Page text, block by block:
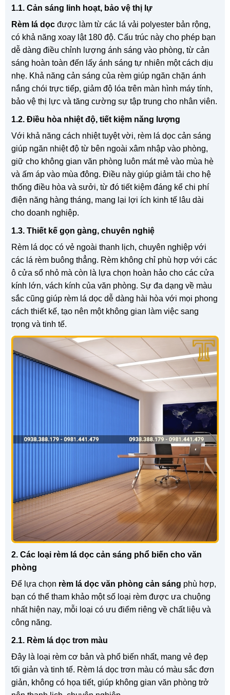
1.1. Cản sáng linh hoạt, bảo vệ thị lự
Rèm lá dọc được làm từ các lá vải polyester bản rộng,
có khả năng xoay lật 180 độ. Cấu trúc này cho phép bạn
dễ dàng điều chỉnh lượng ánh sáng vào phòng, từ cản
sáng hoàn toàn đến lấy ánh sáng tự nhiên một cách dịu
nhẹ. Khả năng cản sáng của rèm giúp ngăn chặn ánh
nắng chói trực tiếp, giảm độ lóa trên màn hình máy tính,
bảo vệ thị lực và tăng cường sự tập trung cho nhân viên.
1.2. Điều hòa nhiệt độ, tiết kiệm năng lượng
Với khả năng cách nhiệt tuyệt vời, rèm lá dọc cản sáng
giúp ngăn nhiệt độ từ bên ngoài xâm nhập vào phòng,
giữ cho không gian văn phòng luôn mát mẻ vào mùa hè
và ấm áp vào mùa đông. Điều này giúp giảm tải cho hệ
thống điều hòa và sưởi, từ đó tiết kiệm đáng kể chi phí
điện năng hàng tháng, mang lại lợi ích kinh tế lâu dài
cho doanh nghiệp.
1.3. Thiết kế gọn gàng, chuyên nghiệ
Rèm lá dọc có vẻ ngoài thanh lịch, chuyên nghiệp với
các lá rèm buông thẳng. Rèm không chỉ phù hợp với các
ô cửa sổ nhỏ mà còn là lựa chọn hoàn hảo cho các cửa
kính lớn, vách kính của văn phòng. Sự đa dạng về màu
sắc cũng giúp rèm lá dọc dễ dàng hài hòa với mọi phong
cách thiết kế, tạo nên một không gian làm việc sang
trọng và tinh tế.
2. Các loại rèm lá dọc cản sáng phổ biến cho văn
phòng
Để lựa chọn rèm lá dọc văn phòng cản sáng phù hợp,
bạn có thể tham khảo một số loại rèm được ưa chuộng
nhất hiện nay, mỗi loại có ưu điểm riêng về chất liệu và
công năng.
2.1. Rèm lá dọc trơn màu
Đây là loại rèm cơ bản và phổ biến nhất, mang vẻ đẹp
tối giản và tinh tế. Rèm lá dọc trơn màu có màu sắc đơn
giản, không có họa tiết, giúp không gian văn phòng trở